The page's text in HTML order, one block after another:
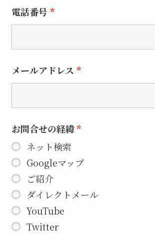
電話番号 *
メールアドレス *
お問合せの経緯*
ネット検索
Googleマップ
ご紹介
ダイレクトメール
YouTube
Twitter